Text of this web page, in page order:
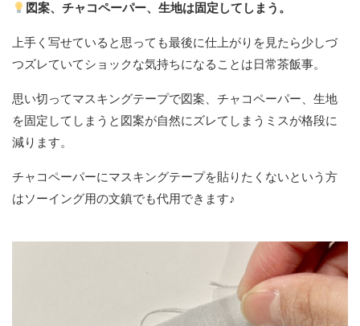
図案、チャコペーパー、生地は固定してしまう。
上手く写せていると思っても最後に仕上がりを見たら少しづ
つズレていてショックな気持ちになることは日常茶飯事。
思い切ってマスキングテープで図案、チャコペーパー、生地
を固定してしまうと図案が自然にズレてしまうミスが格段に
減ります。
チャコペーパーにマスキングテープを貼りたくないという方
はソーイング用の文鎮でも代用できます♪